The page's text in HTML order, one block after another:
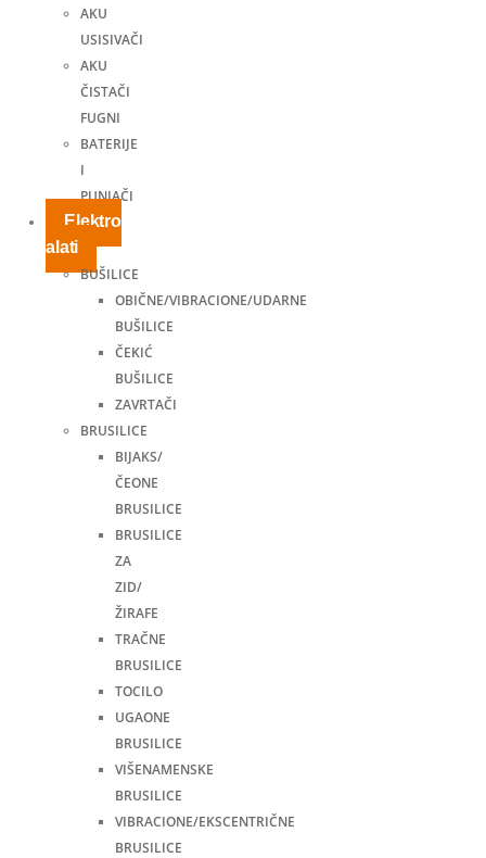
AKU
USISIVAČI
AKU
ČISTAČI
FUGNI
BATERIJE
I
PUNJAČI
Elektro
alati
BUŠILICE
OBIČNE/VIBRACIONE/UDARNE
BUŠILICE
ČEKIĆ
BUŠILICE
ZAVRTAČI
BRUSILICE
BIJAKS/
ČEONE
BRUSILICE
BRUSILICE
ZA
ZID/
ŽIRAFE
TRAČNE
BRUSILICE
TOCILO
UGAONE
BRUSILICE
VIŠENAMENSKE
BRUSILICE
VIBRACIONE/EKSCENTRIČNE
BRUSILICE